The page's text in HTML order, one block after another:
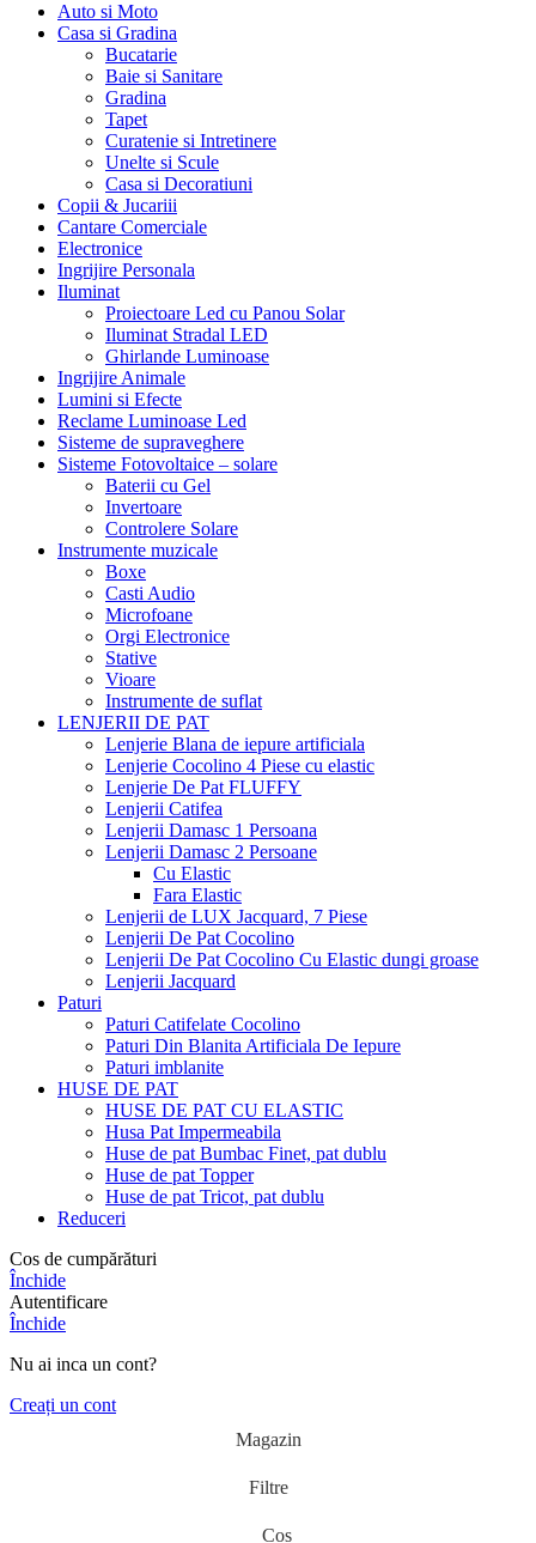
Auto si Moto
Casa si Gradina
Bucatarie
Baie si Sanitare
Gradina
Tapet
Curatenie si Intretinere
Unelte si Scule
Casa si Decoratiuni
Copii & Jucariii
Cantare Comerciale
Electronice
Ingrijire Personala
Iluminat
Proiectoare Led cu Panou Solar
Iluminat Stradal LED
Ghirlande Luminoase
Ingrijire Animale
Lumini si Efecte
Reclame Luminoase Led
Sisteme de supraveghere
Sisteme Fotovoltaice – solare
Baterii cu Gel
Invertoare
Controlere Solare
Instrumente muzicale
Boxe
Casti Audio
Microfoane
Orgi Electronice
Stative
Vioare
Instrumente de suflat
LENJERII DE PAT
Lenjerie Blana de iepure artificiala
Lenjerie Cocolino 4 Piese cu elastic
Lenjerie De Pat FLUFFY
Lenjerii Catifea
Lenjerii Damasc 1 Persoana
Lenjerii Damasc 2 Persoane
Cu Elastic
Fara Elastic
Lenjerii de LUX Jacquard, 7 Piese
Lenjerii De Pat Cocolino
Lenjerii De Pat Cocolino Cu Elastic dungi groase
Lenjerii Jacquard
Paturi
Paturi Catifelate Cocolino
Paturi Din Blanita Artificiala De Iepure
Paturi imblanite
HUSE DE PAT
HUSE DE PAT CU ELASTIC
Husa Pat Impermeabila
Huse de pat Bumbac Finet, pat dublu
Huse de pat Topper
Huse de pat Tricot, pat dublu
Reduceri
Cos de cumpărături
Închide
Autentificare
Închide
Nu ai inca un cont?
Creați un cont
Magazin
Filtre
Cos